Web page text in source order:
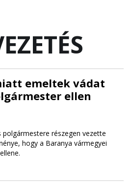
emeltek vádat
ellen
polgármestere részegen vezette
hogy a Baranya vármegyei